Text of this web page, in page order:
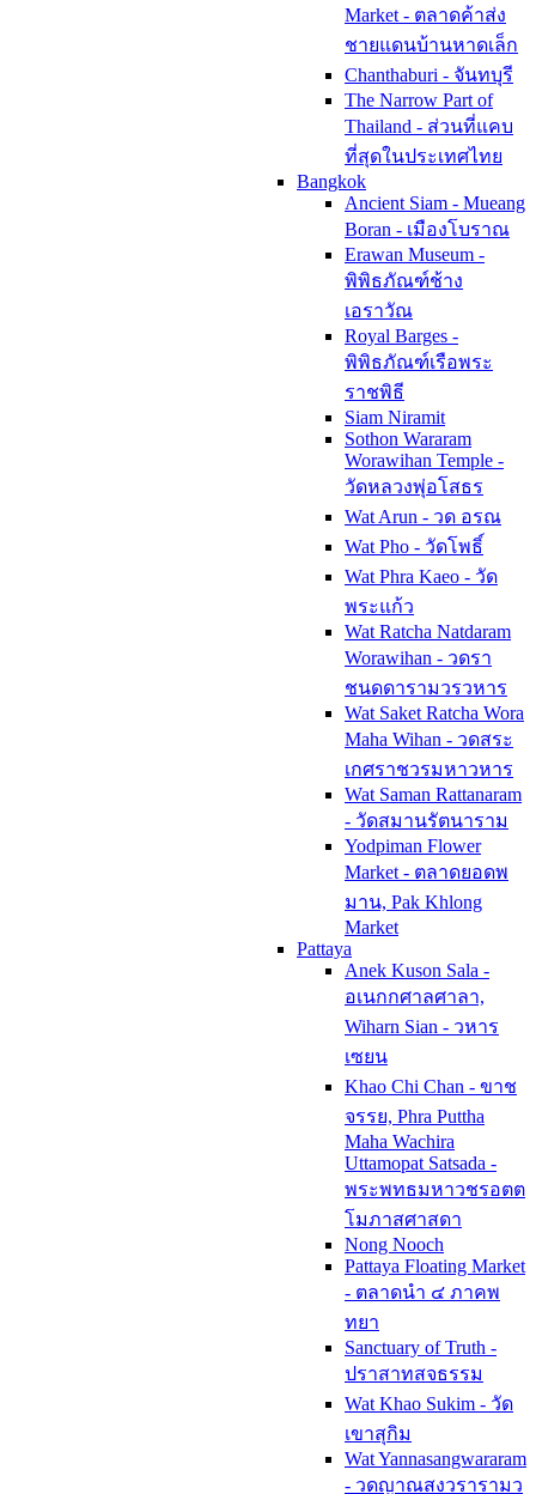
Market - ตลาดค้าส่ง
ชายแดนบ้านหาดเล็ก
Chanthaburi - จันทบุรี
The Narrow Part of
Thailand - ส่วนที่แคบ
ที่สุดในประเทศไทย
Bangkok
Ancient Siam - Mueang
Boran - เมืองโบราณ
Erawan Museum -
พิพิธภัณฑ์ช้าง
เอราวัณ
Royal Barges -
พิพิธภัณฑ์เรือพระ
ราชพิธี
Siam Niramit
Sothon Wararam
Worawihan Temple -
วัดหลวงพุ่อโสธร
Wat Arun - วด อรณ
Wat Pho - วัดโพธิ์
Wat Phra Kaeo - วัด
พระแก้ว
Wat Ratcha Natdaram
Worawihan - วดรา
ชนดดารามวรวหาร
Wat Saket Ratcha Wora
Maha Wihan - วดสระ
เกศราชวรมหาวหาร
Wat Saman Rattanaram
- วัดสมานรัตนาราม
Yodpiman Flower
Market - ตลาดยอดพ
มาน, Pak Khlong
Market
Pattaya
Anek Kuson Sala -
อเนกกศาลศาลา,
Wiharn Sian - วหาร
เซยน
Khao Chi Chan - ขาช
จรรย, Phra Puttha
Maha Wachira
Uttamopat Satsada -
พระพทธมหาวชรอตต
โมภาสศาสดา
Nong Nooch
Pattaya Floating Market
- ตลาดนำ ๔ ภาคพ
ทยา
Sanctuary of Truth -
ปราสาทสจธรรม
Wat Khao Sukim - วัด
เขาสุกิม
Wat Yannasangwararam
- วดญาณสงวรารามว